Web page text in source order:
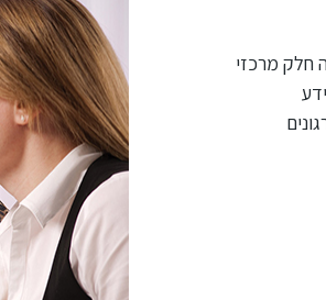
בקהילה (100 שעות), הינה חלק מרכזי